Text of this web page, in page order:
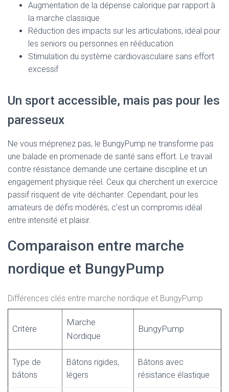
Augmentation de la dépense calorique par rapport à
la marche classique
Réduction des impacts sur les articulations, idéal pour
les seniors ou personnes en rééducation
Stimulation du système cardiovasculaire sans effort
excessif
Un sport accessible, mais pas pour les
paresseux
Ne vous méprenez pas, le BungyPump ne transforme pas
une balade en promenade de santé sans effort. Le travail
contre résistance demande une certaine discipline et un
engagement physique réel. Ceux qui cherchent un exercice
passif risquent de vite déchanter. Cependant, pour les
amateurs de défis modérés, c’est un compromis idéal
entre intensité et plaisir.
Comparaison entre marche
nordique et BungyPump
Différences clés entre marche nordique et BungyPump
Critère
Marche
Nordique
BungyPump
Type de
bâtons
Bâtons rigides,
légers
Bâtons avec
résistance élastique